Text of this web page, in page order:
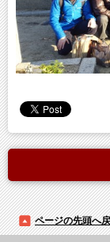
ページの先頭へ